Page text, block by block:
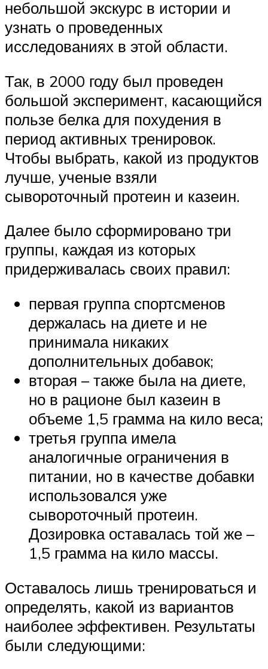
небольшой экскурс в истории и
узнать о проведенных
исследованиях в этой области.
Так, в 2000 году был проведен
большой эксперимент, касающийся
пользе белка для похудения в
период активных тренировок.
Чтобы выбрать, какой из продуктов
лучше, ученые взяли
сывороточный протеин и казеин.
Далее было сформировано три
группы, каждая из которых
придерживалась своих правил:
первая группа спортсменов
держалась на диете и не
принимала никаких
дополнительных добавок;
вторая – также была на диете,
но в рационе был казеин в
объеме 1,5 грамма на кило веса;
третья группа имела
аналогичные ограничения в
питании, но в качестве добавки
использовался уже
сывороточный протеин.
Дозировка оставалась той же –
1,5 грамма на кило массы.
Оставалось лишь тренироваться и
определять, какой из вариантов
наиболее эффективен. Результаты
были следующими: